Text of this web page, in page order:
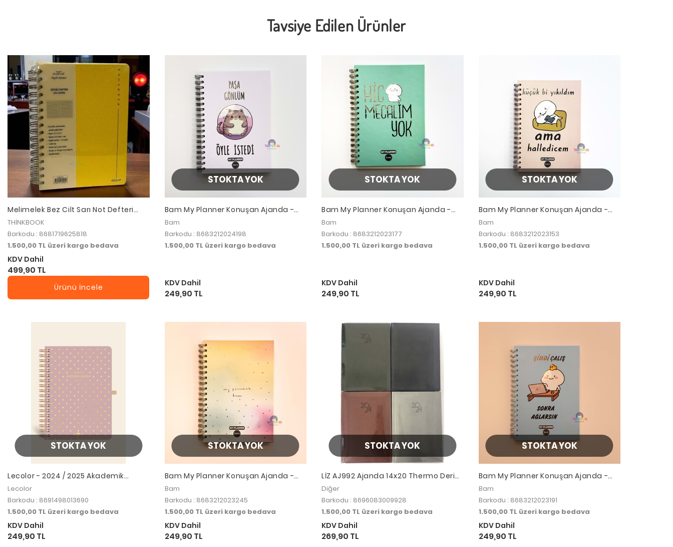
Tavsiye Edilen Ürünler
Melimelek Bez Cilt Sarı Not Defteri
Çizgili
THİNKBOOK
Barkodu : 8681719625818
1.500,00 TL üzeri kargo bedava
KDV Dahil
499,90 TL
Ürünü İncele
STOKTA YOK
Bam My Planner Konuşan Ajanda -
Paşa Gönlüm Öyle İstedi
Bam
Barkodu : 8683212024198
1.500,00 TL üzeri kargo bedava
KDV Dahil
249,90 TL
STOKTA YOK
Bam My Planner Konuşan Ajanda -
Hiç Mecalim Yok
Bam
Barkodu : 8683212023177
1.500,00 TL üzeri kargo bedava
KDV Dahil
249,90 TL
STOKTA YOK
Bam My Planner Konuşan Ajanda -
Küçük Bi Yıkıldım Ama Halledicem
Bam
Barkodu : 8683212023153
1.500,00 TL üzeri kargo bedava
KDV Dahil
249,90 TL
STOKTA YOK
Lecolor - 2024 / 2025 Akademik
Ajanda 17x24 cm Spiralli 24/25 Shine
Mor
Lecolor
Barkodu : 8691498013690
1.500,00 TL üzeri kargo bedava
KDV Dahil
249,90 TL
STOKTA YOK
Bam My Planner Konuşan Ajanda -
Rainbow
Bam
Barkodu : 8683212023245
1.500,00 TL üzeri kargo bedava
KDV Dahil
249,90 TL
STOKTA YOK
LİZ AJ992 Ajanda 14x20 Thermo Deri
Ajanda 168 Sayfa 2026
Diğer
Barkodu : 8696083009928
1.500,00 TL üzeri kargo bedava
KDV Dahil
269,90 TL
STOKTA YOK
Bam My Planner Konuşan Ajanda -
Şimdi Çalış Sonra Ağlarsın
Bam
Barkodu : 8683212023191
1.500,00 TL üzeri kargo bedava
KDV Dahil
249,90 TL